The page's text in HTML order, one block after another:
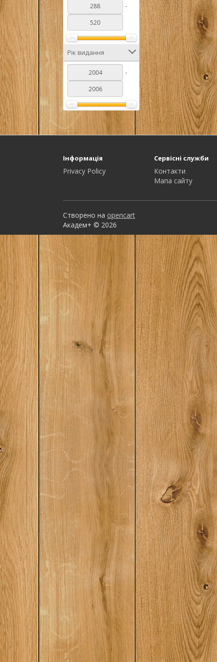
-
Рік видання
-
Інформація
Privacy Policy
Сервісні служби
Контакти
Мапа сайту
Створено на opencart
Академ+ © 2026